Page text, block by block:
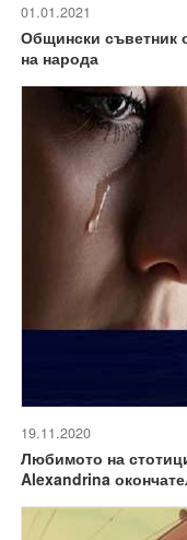
01.01.2021
Общински съветник
на народа
19.11.2020
Любимото на
Alexandrina